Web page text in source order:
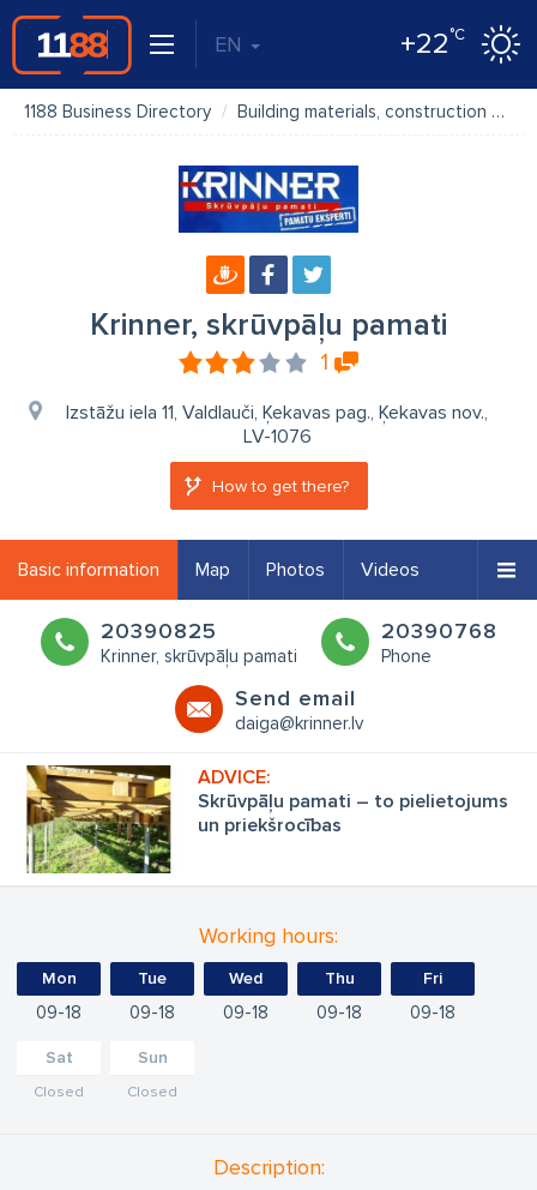
EN +22°C
1188 Business Directory Building materials, construction materials
Krinner, skrūvpāļu pamati
1
Izstāžu iela 11, Valdlauči, Ķekavas pag., Ķekavas nov.,
LV-1076
How to get there?
Basic information Map Photos Videos
20390825
Krinner, skrūvpāļu pamati
20390768
Phone
Send email
daiga@krinner.lv
Skrūvpāļu pamati – to pielietojums
un priekšrocības
Working hours:
Mon
09 18
Tue
09 18
Wed
09 18
Thu
09 18
Fri
09 18
Sat
Closed
Sun
Closed
Description: